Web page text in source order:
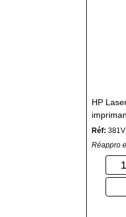
HP
blanc
Réf:
Réappro